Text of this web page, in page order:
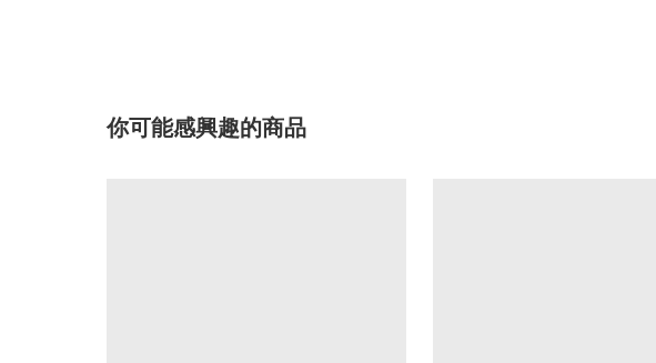
你可能感興趣的商品